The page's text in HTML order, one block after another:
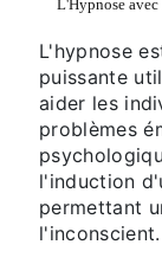
L'Hypnose
L'hypnose
puissante
aider les
problèmes
l'induction
permettant
l'inconscient.